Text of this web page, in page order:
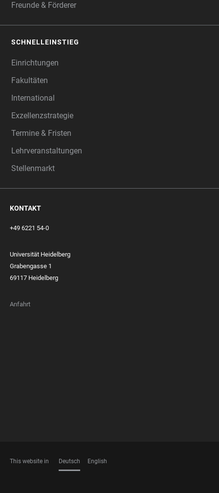
Freunde & Förderer
SCHNELLEINSTIEG
Einrichtungen
Fakultäten
International
Exzellenzstrategie
Termine & Fristen
Lehrveranstaltungen
Stellenmarkt
KONTAKT
+49 6221 54-0
Universität Heidelberg
Grabengasse 1
69117 Heidelberg
Anfahrt
This website in Deutsch English